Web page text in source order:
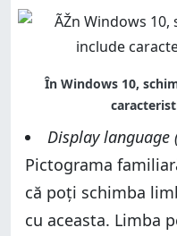
Display language
Pictograma
că poți schimba
cu aceasta. Limba